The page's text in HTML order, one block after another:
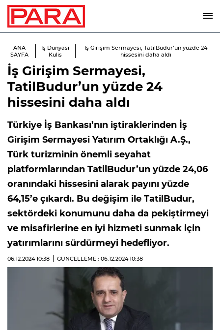
ANA
SAYFA
İş Dünyası
Kulis
İş Girişim Sermayesi, TatilBudur’un yüzde 24
hissesini daha aldı
İş Girişim Sermayesi,
TatilBudur’un yüzde 24
hissesini daha aldı
Türkiye İş Bankası’nın iştiraklerinden İş
Girişim Sermayesi Yatırım Ortaklığı A.Ş.,
Türk turizminin önemli seyahat
platformlarından TatilBudur’un yüzde 24,06
oranındaki hissesini alarak payını yüzde
64,15’e çıkardı. Bu değişim ile TatilBudur,
sektördeki konumunu daha da pekiştirmeyi
ve misafirlerine en iyi hizmeti sunmak için
yatırımlarını sürdürmeyi hedefliyor.
06.12.202410:38 GÜNCELLEME : 06.12.202410:38